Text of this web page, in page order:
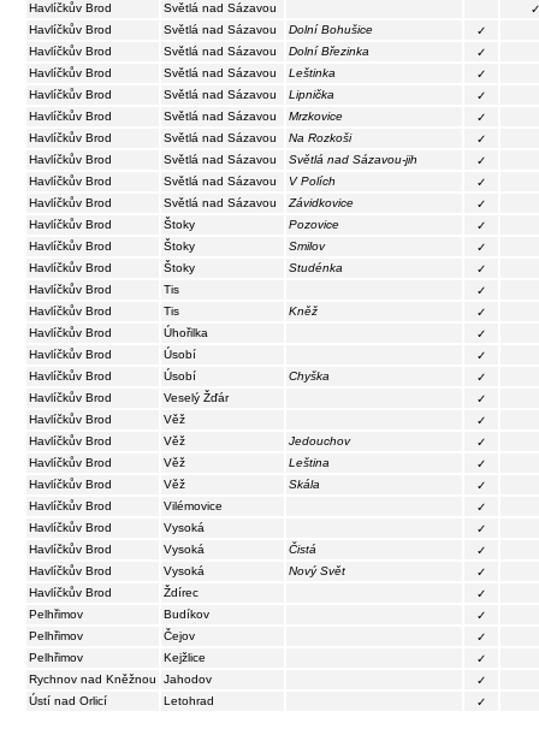
Havlíčkův Brod Světlá nad Sázavou
✓
Havlíčkův Brod
Světlá nad Sázavou Dolní Bohušice
✓
Havlíčkův Brod
Světlá nad Sázavou Dolní Březinka
✓
Havlíčkův Brod
Světlá nad Sázavou Leštinka
✓
Havlíčkův Brod
Světlá nad Sázavou Lipnička
✓
Havlíčkův Brod
Světlá nad Sázavou Mrzkovice
✓
Havlíčkův Brod
Světlá nad Sázavou Na Rozkoši
✓
Havlíčkův Brod
Světlá nad Sázavou Světlá nad Sázavou-jih
✓
Havlíčkův Brod
Světlá nad Sázavou V Polích
✓
Havlíčkův Brod
Světlá nad Sázavou Závidkovice
✓
Havlíčkův Brod
Štoky Pozovice
✓
Havlíčkův Brod
Štoky Smilov
✓
Havlíčkův Brod
Štoky Studénka
✓
Havlíčkův Brod
Tis
✓
Havlíčkův Brod
Tis Kněž
✓
Havlíčkův Brod
Úhořilka
✓
Havlíčkův Brod
Úsobí
✓
Havlíčkův Brod
Úsobí Chyška
✓
Havlíčkův Brod
Veselý Žďár
✓
Havlíčkův Brod
Věž
✓
Havlíčkův Brod
Věž Jedouchov
✓
Havlíčkův Brod
Věž Leština
✓
Havlíčkův Brod
Věž Skála
✓
Havlíčkův Brod
Vilémovice
✓
Havlíčkův Brod
Vysoká
✓
Havlíčkův Brod
Vysoká Čistá
✓
Havlíčkův Brod
Vysoká Nový Svět
✓
Havlíčkův Brod
Ždírec
✓
Pelhřimov
Budíkov
✓
Pelhřimov
Čejov
✓
Pelhřimov
Kejžlice
✓
Rychnov nad Kněžnou
Jahodov
✓
Ústí nad Orlicí
Letohrad ✓